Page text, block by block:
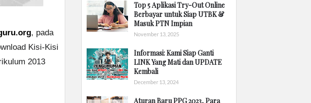
, pada
Kisi-Kisi
2013
Top 5 Aplikasi Try-Out Online
Berbayar untuk Siap UTBK &
Masuk PTN Impian
November 13, 2025
Informasi: Kami Siap Ganti
LINK Yang Mati dan UPDATE
Kembali
December 13, 2024
Aturan Baru PPG 2023, Para